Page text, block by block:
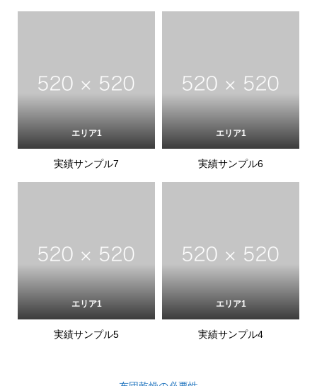
エリア1
実績サンプル7
エリア1
実績サンプル6
エリア1
実績サンプル5
エリア1
実績サンプル4